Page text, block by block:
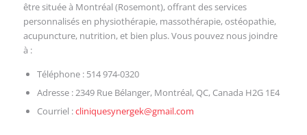
être située à Montréal (Rosemont), offrant des services
personnalisés en physiothérapie, massothérapie, ostéopathie,
acupuncture, nutrition, et bien plus. Vous pouvez nous joindre
à :
Téléphone : 514 974-0320
Adresse : 2349 Rue Bélanger, Montréal, QC, Canada H2G 1E4
Courriel :cliniquesynergek@gmail.com